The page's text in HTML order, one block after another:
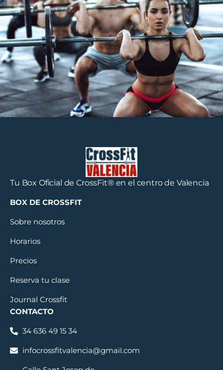
Tu Box Oficial de CrossFit® en el centro de Valencia
BOX DE CROSSFIT
Sobre nosotros
Horarios
Precios
Reserva tu clase
Journal Crossfit
CONTACTO
34 636 49 15 34
infocrossfitvalencia@gmail.com